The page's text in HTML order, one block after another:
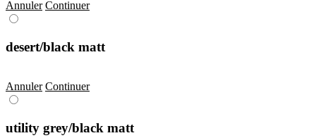
Annuler Continuer
desert/black matt
Annuler Continuer
utility grey/black matt